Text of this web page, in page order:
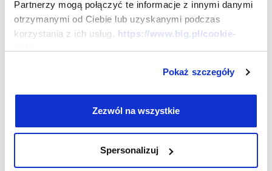
Partnerzy mogą połączyć te informacje z innymi danymi
otrzymanymi od Ciebie lub uzyskanymi podczas
korzystania z ich usług. https://www.big.pl/cookie-
Pokaż szczegóły
Zezwól na wszystkie
Spersonalizuj